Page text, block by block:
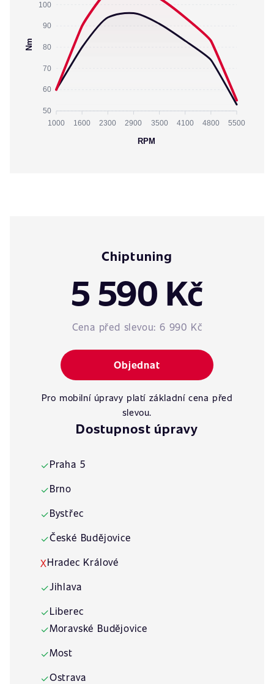
100
90
80
70
60
50
Nm
1000 1600 2300 2900 3500 4100 4800 5500
RPM
Chiptuning
5 590 Kč
Cena před slevou: 6 990 Kč
Objednat
Pro mobilní úpravy platí základní cena před
slevou.
Dostupnost úpravy
✓Praha 5
✓Brno
✓Bystřec
✓České Budějovice
XHradec Králové
✓Jihlava
✓Liberec
✓Moravské Budějovice
✓Most
✓Ostrava